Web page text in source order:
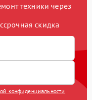
техники через
скидка
конфиденциальности